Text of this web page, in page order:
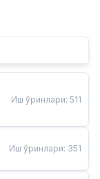
Иш ўринлари: 511
Иш ўринлари: 351